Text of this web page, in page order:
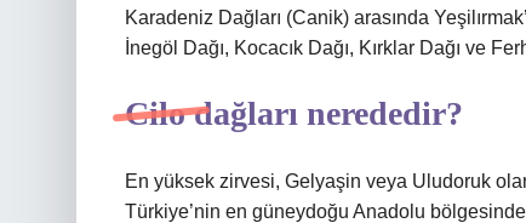
Karadeniz Dağları (Canik) arasında
İnegöl Dağı, Kocacık Dağı, Kırklar Dağı ve
Cilo dağları nerededir?
En yüksek zirvesi, Gelyaşin veya Uludoruk
Türkiye’nin en güneydoğu Anadolu